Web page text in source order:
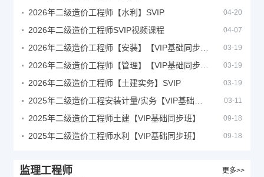
2026年二级造价工程师【水利】SVIP 04-20
2026年二级造价工程师SVIP视频课程 04-07
03-19
03-19
2026年二级造价工程师【土建实务】SVIP 03-19
03-11
2025年二级造价工程师土建【VIP基础同步班】 09-18
2025年二级造价工程师水利【VIP基础同步班】 09-18
监理工程师 更多>>